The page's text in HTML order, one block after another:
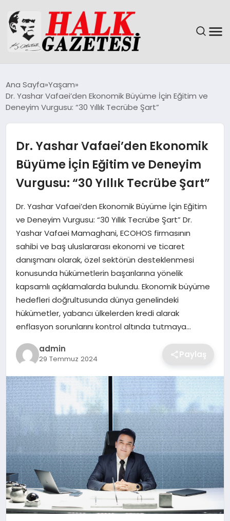
DÜNYA
MAGAZIN
SAĞLIK
SIYASET
SPOR
TEKNOLOJI
YAŞAM
Ana Sayfa Yaşam
Dr. Yashar Vafaei’den Ekonomik Büyüme İçin Eğitim ve
Deneyim Vurgusu: “30 Yıllık Tecrübe Şart”
Dr. Yashar Vafaei’den Ekonomik
Büyüme İçin Eğitim ve Deneyim
Vurgusu: “30 Yıllık Tecrübe Şart”
Dr. Yashar Vafaei’den Ekonomik Büyüme İçin Eğitim
ve Deneyim Vurgusu: “30 Yıllık Tecrübe Şart” Dr.
Yashar Vafaei Mamaghani, ECOHOS firmasının
sahibi ve baş uluslararası ekonomi ve ticaret
danışmanı olarak, özel sektörün desteklenmesi
konusunda hükümetlerin başarılarına yönelik
kapsamlı açıklamalarda bulundu. Ekonomik büyüme
hedefleri doğrultusunda dünya genelindeki
hükümetler, yabancı ülkelerden kredi alarak
enflasyon sorunlarını kontrol altında tutmaya…
admin
29 Temmuz 2024 Paylaş